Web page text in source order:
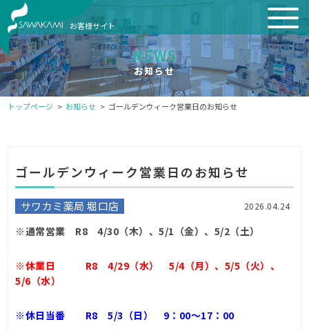
お客様サイト
NEWS
お知らせ
トップページ お知らせ ゴールデンウィーク営業日のお知らせ
ゴールデンウィーク営業日のお知らせ
サワカミ薬局 堀口店 2026.04.24
※通常営業 R8 4/30（木）、5/1（金）、5/2（土）
※休業日 R8 4/29（水） 5/4（月）、 5/5（火）、
5/6（水）
※休日当番 R8 5/3（日） 9：00～17：00